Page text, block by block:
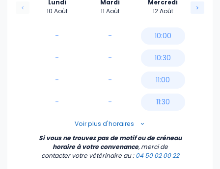
Lundi
10 Août
-
-
-
-
Mardi
11 Août
-
-
-
-
Mercredi
12 Août
10:00
10:30
11:00
11:30
12:30
Voir plus d'horaires
Si vous ne trouvez pas de motif ou de créneau
horaire à votre convenance, merci de
contacter votre vétérinaire au :04 50 02 00 22